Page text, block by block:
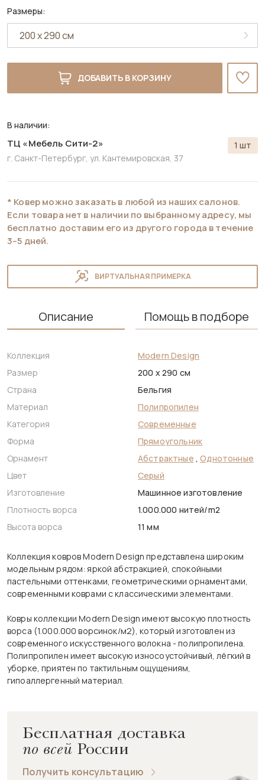
Размеры:
ДОБАВИТЬ В КОРЗИНУ
В наличии:
ТЦ «Мебель Сити-2»
г. Санкт-Петербург, ул. Кантемировская, 37
1 шт
* Ковер можно заказать в любой из наших салонов.
Если товара нет в наличии по выбранному адресу, мы
бесплатно доставим его из другого города в течение
3–5 дней.
ВИРТУАЛЬНАЯ ПРИМЕРКА
Описание Помощь в подборе
Коллекция
Modern Design
Размер
200 x 290 см
Страна
Бельгия
Материал
Полипропилен
Категория
Современные
Форма
Прямоугольник
Орнамент
Абстрактные ,Однотонные
Цвет
Серый
Изготовление
Машинное изготовление
Плотность ворса
1.000.000 нитей/m2
Высота ворса
11 мм
Коллекция ковров Modern Design представлена широким
модельным рядом: яркой абстракцией, спокойными
пастельными оттенками, геометрическими орнаментами,
современными коврами с классическими элементами.
Ковры коллекции Modern Design имеют высокую плотность
ворса (1.000.000 ворсинок/м2), который изготовлен из
современного искусственного волокна - полипропилена.
Полипропилен имеет высокую износоустойчивый, лёгкий в
уборке, приятен по тактильным ощущениям,
гипоаллергенный материал.
Бесплатная доставка
по всей России
Получить консультацию